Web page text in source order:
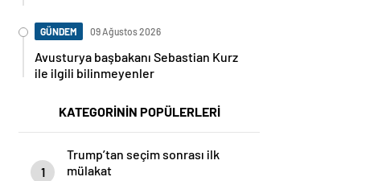
GÜNDEM 09 Ağustos 2026
Avusturya başbakanı Sebastian Kurz
ile ilgili bilinmeyenler
KATEGORİNİN POPÜLERLERİ
1
Trump’tan seçim sonrası ilk
mülakat